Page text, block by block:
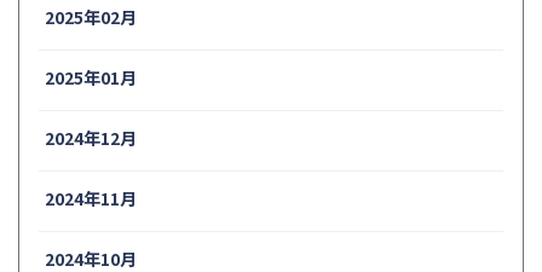
2025年02月
2025年01月
2024年12月
2024年11月
2024年10月